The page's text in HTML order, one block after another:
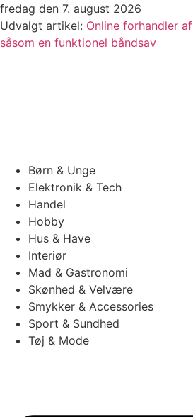
Videre
til
indhold
fredag den 7. august 2026
Udvalgt artikel: Online forhandler
såsom en funktionel båndsav
Børn & Unge
Elektronik & Tech
Handel
Hobby
Hus & Have
Interiør
Mad & Gastronomi
Skønhed & Velvære
Smykker & Accessories
Sport & Sundhed
Tøj & Mode